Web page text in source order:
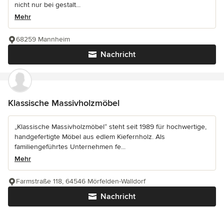
nicht nur bei gestalt...
Mehr
Nachricht
68259 Mannheim
Klassische Massivholzmöbel
„Klassische Massivholzmöbel“ steht seit 1989 für hochwertige,
handgefertigte Möbel aus edlem Kiefernholz. Als
familiengeführtes Unternehmen fe...
Mehr
Nachricht
Farmstraße 118, 64546 Mörfelden-Walldorf